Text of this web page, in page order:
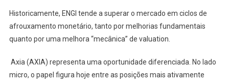
Historicamente, ENGI tende a superar o mercado em ciclos de
afrouxamento monetário, tanto por melhorias fundamentais
quanto por uma melhora “mecânica” de valuation.
Axia (AXIA) representa uma oportunidade diferenciada. No lado
micro, o papel figura hoje entre as posições mais ativamente